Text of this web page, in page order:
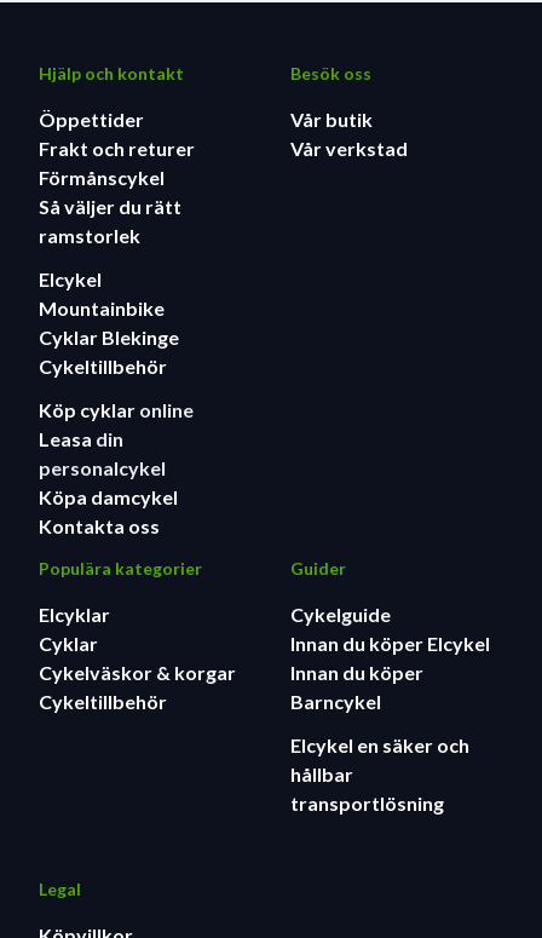
Hjälp och kontakt
Öppettider
Frakt och returer
Förmånscykel
Så väljer du rätt
ramstorlek
Elcykel
Mountainbike
Cyklar Blekinge
Cykeltillbehör
Köp cyklar online
Leasa din
personalcykel
Köpa damcykel
Kontakta oss
Besök oss
Vår butik
Vår verkstad
Populära kategorier
Elcyklar
Cyklar
Cykelväskor & korgar
Cykeltillbehör
Guider
Cykelguide
Innan du köper Elcykel
Innan du köper
Barncykel
Elcykel en säker och
hållbar
transportlösning
Legal